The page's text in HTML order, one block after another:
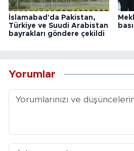
İslamabad'da Pakistan,
Türkiye ve Suudi Arabistan
bayrakları göndere çekildi
Yorumlar